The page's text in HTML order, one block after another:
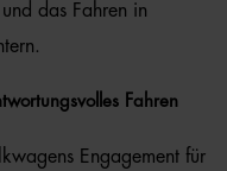
das Fahren in
Fahren
Engagement für